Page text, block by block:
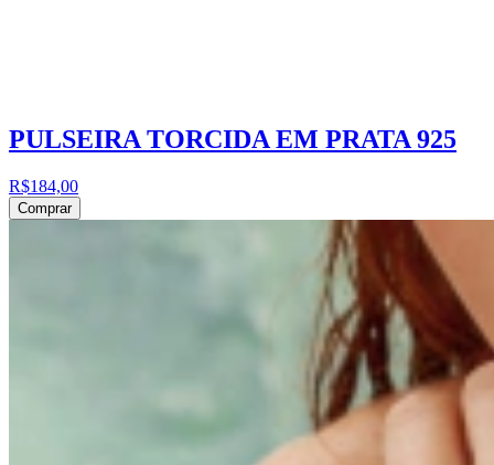
PULSEIRA TORCIDA EM PRATA 925
R$184,00
Comprar